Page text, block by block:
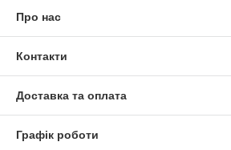
Про нас
Контакти
Доставка та оплата
Графік роботи